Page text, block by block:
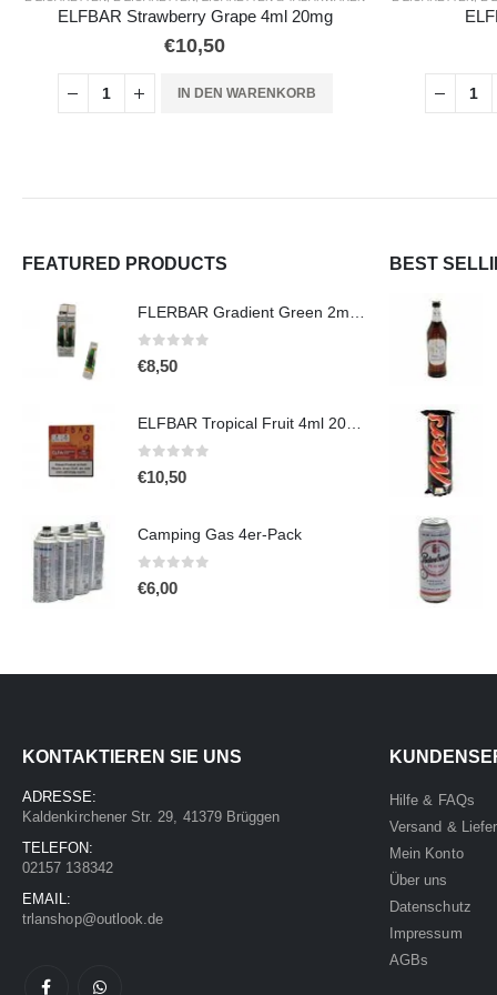
ELFBAR Cherry 4ml 20mg
€10,50
IN DEN WARENKORB
FEATURED PRODUCTS
€8,50
€10,50
Camping Gas 4er-Pack
€6,00
BEST
KONTAKTIEREN SIE UNS
ADRESSE:
Kaldenkirchener Str. 29, 41379 Brüggen
TELEFON:
02157 138342
EMAIL:
trlanshop@outlook.de
Hilfe & FAQs
Versand &
Mein Konto
Über uns
Datenschutz
Impressum
AGBs